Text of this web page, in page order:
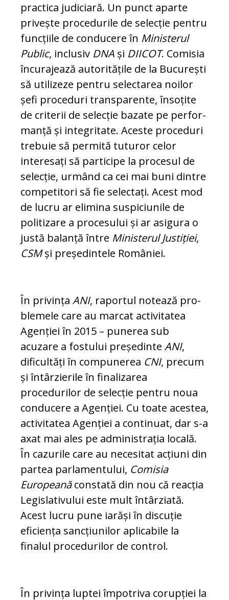
practica judiciară. Un punct aparte
privește pro­ce­durile de selecție pentru
funcțiile de con­ducere în Ministerul
Public, inclusiv DNA și DIICOT. Comisia
încurajează autoritățile de la București
să utilizeze pentru selec­ta­rea noilor
șefi proceduri transparente, în­soțite
de criterii de selecție bazate pe per­for­
manță și integritate. Aceste proceduri
trebuie să permită tuturor celor
interesați să participe la procesul de
selecție, ur­mând ca cei mai buni dintre
competitori să fie se­lectați. Acest mod
de lucru ar eli­mi­na suspiciunile de
politizare a pro­ce­su­lui și ar asigura o
justă balanță între Ministerul Justiției,
CSMși președintele României.
În privința ANI, raportul notează pro­
ble­mele care au marcat activitatea
Agenției în 2015 – punerea sub
acuzare a fostului președinte ANI,
dificultăți în compunerea CNI, precum
și întârzierile în finalizarea
procedurilor de selecție pentru noua
con­ducere a Agenției. Cu toate acestea,
acti­vi­tatea Agenției a continuat, dar s-a
axat mai ales pe administrația locală.
În ca­zu­rile care au necesitat acțiuni din
partea par­lamentului, Comisia
Europeanăcons­ta­tă din nou că reacția
Legislativului este mult întârziată.
Acest lucru pune iarăși în discuție
eficiența sancțiunilor aplicabile la
finalul procedurilor de control.
În privința luptei împotriva corupției la